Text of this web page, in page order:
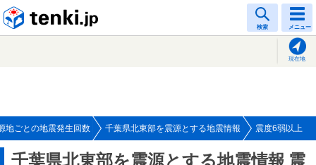
検索 メニュー
現在地
地ごとの地震発生回数 千葉県北東部を震源とする地震情報 震度6弱以上
千葉県北東部を震源とする地震情報 震